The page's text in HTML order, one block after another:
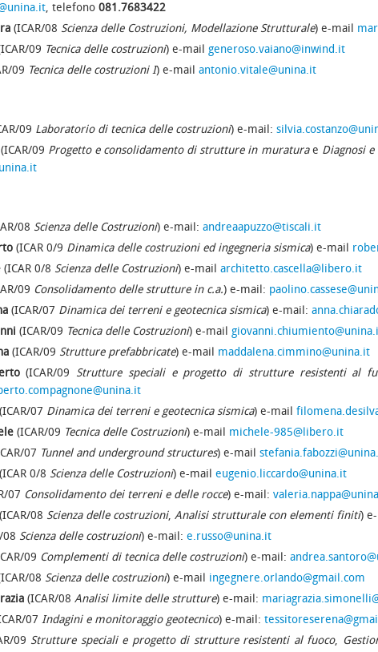
, telefono 081.7683422
(ICAR/08 Scienza delle Costruzioni, Modellazione Strutturale) e-mail
09 Tecnica delle costruzioni) e-mail generoso.vaiano@inwind.it
09 Tecnica delle costruzioni I) e-mail antonio.vitale@unina.it
09 Laboratorio di tecnica delle costruzioni) e-mail:
(ICAR/09 Progetto e consolidamento di strutture in muraturae Diagnosi
08 Scienza delle Costruzioni) e-mail: andreaapuzzo@tiscali.it
(ICAR 0/9 Dinamica delle costruzioni ed ingegneria sismica) e-mail
(ICAR 0/8 Scienza delle Costruzioni) e-mail architetto.cascella@libero.it
09 Consolidamento delle strutture in c.a.) e-mail:
(ICAR/07 Dinamica dei terreni e geotecnica sismica) e-mail:
(ICAR/09 Tecnica delle Costruzioni) e-mail
(ICAR/09 Strutture prefabbricate) e-mail maddalena.cimmino@unina.it
(ICAR/09 Strutture speciali e progetto di strutture resistenti al
(ICAR/07 Dinamica dei terreni e geotecnica sismica) e-mail
(ICAR/09 Tecnica delle Costruzioni) e-mail michele-985@libero.it
07 Tunnel and underground structures) e-mail
(ICAR 0/8 Scienza delle Costruzioni) e-mail eugenio.liccardo@unina.it
07 Consolidamento dei terreni e delle rocce) e-mail:
(ICAR/08 Scienza delle costruzioni, Analisi strutturale con elementi finiti)
08 Scienza delle costruzioni) e-mail: e.russo@unina.it
09 Complementi di tecnica delle costruzioni) e-mail:
08 Scienza delle costruzioni) e-mail ingegnere.orlando@gmail.com
(ICAR/08 Analisi limite delle strutture) e-mail:
07 Indagini e monitoraggio geotecnico) e-mail:
09 Strutture speciali e progetto di strutture resistenti al fuoco,